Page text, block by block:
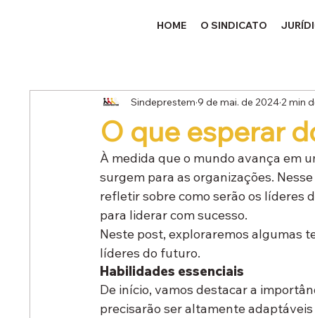
HOME O SINDICATO
O que esperar
Sindeprestem 9 de mai. de 20242 min
À medida que o mundo avança em
surgem para as organizações.
refletir sobre como serão os líderes
para liderar com sucesso.
Neste post, exploraremos algumas
líderes do futuro.
Habilidades essenciais
De início, vamos destacar a
precisarão ser altamente